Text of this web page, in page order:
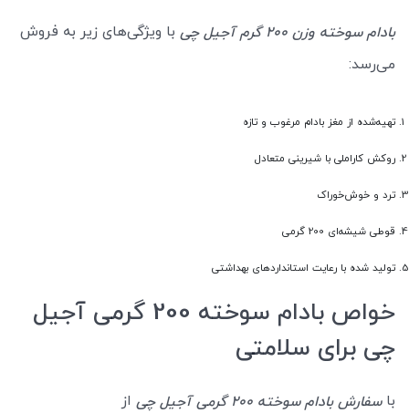
بادام سوخته وزن 200 گرم آجیل چی
با ویژگی‌های زیر به فروش
می‌رسد:
تهیه‌شده از مغز بادام مرغوب و تازه
روکش کاراملی با شیرینی متعادل
ترد و خوش‌خوراک
قوطی شیشه‌ای 200 گرمی
تولید شده با رعایت استانداردهای بهداشتی
خواص بادام سوخته 200 گرمی آجیل
چی برای سلامتی
باسفارش بادام سوخته 200 گرمی آجیل چی
از